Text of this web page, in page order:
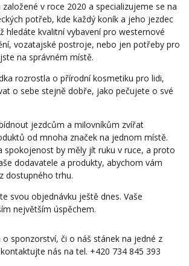
v roce 2020 a specializujeme se na
potřeb, kde každý koník a jeho jezdec
hledáte kvalitní vybavení pro westernové
vozatajské postroje, nebo jen potřeby pro
na správném místě.
rozrostla o přírodní kosmetiku pro lidi,
o sebe stejně dobře, jako pečujete o své
jezdcům a milovníkům zvířat
od mnoha značek na jednom místě.
spokojenost by měly jít ruku v ruce, a proto
dodavatele a produkty, abychom vám
dostupného trhu.
svou objednávku ještě dnes. Vaše
největším úspěchem.
sponzorství, či o náš stánek na jedné z
nás na tel. +420 734 845 393